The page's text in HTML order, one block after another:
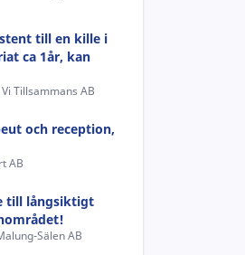
till en kille i
ca 1år, kan
Tillsammans AB
och reception,
AB
till långsiktigt
Sälen AB